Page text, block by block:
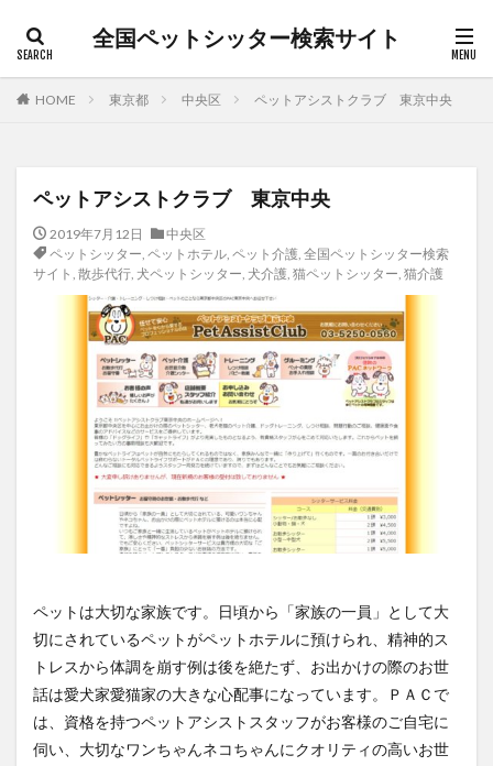
全国ペットシッター検索サイト
HOME 東京都 中央区 ペットアシストクラブ 東京中央
ペットアシストクラブ 東京中央
2019年7月12日
中央区
ペットシッター, ペットホテル, ペット介護, 全国ペットシッター検索
サイト , 散歩代行, 犬ペットシッター, 犬介護, 猫ペットシッター, 猫介護
ペットは大切な家族です。日頃から「家族の一員」として大
切にされているペットがペットホテルに預けられ、精神的ス
トレスから体調を崩す例は後を絶たず、お出かけの際のお世
話は愛犬家愛猫家の大きな心配事になっています。ＰＡＣで
は、資格を持つペットアシストスタッフがお客様のご自宅に
伺い、大切なワンちゃんネコちゃんにクオリティの高いお世
カテゴリー
キャットシッター 犬介護 朝霞市
枚方市
桐生市
犬ペットシッター
猫ペットシッター
日野市
猫介護
白山市 笛吹市
草加市
長野市 日高市
散歩代行
ペットシッター
前橋市
ペットホテル
ペット介護
ペット訪問介護
上田市
入間市
全国ペットシッター検索サイト
北佐久郡
所沢市
和光市 堺市北区
大田区
宇都宮市
宮前区 川口市 座間市 飯能市